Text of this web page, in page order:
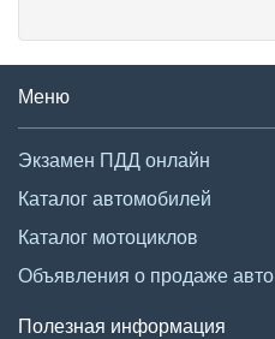
Меню
Экзамен ПДД онлайн
Каталог автомобилей
Каталог мотоциклов
Объявления о продаже авто
Полезная информация